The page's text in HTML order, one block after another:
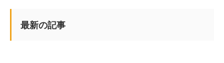
最新の記事